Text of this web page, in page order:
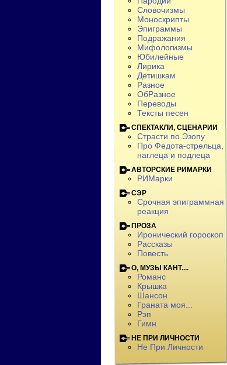
Словочизмы
Моноскрипты
Эпиграммы
Подражания
Мифологизмы
Юбилейные
Лирика
Детишкам
Разное
ОбРазное
Переводы
Тексты песен
СПЕКТАКЛИ, СЦЕНАРИИ
Страсти по Эзопу
Про Федота-стрельца,
наглеца и подлеца
АВТОРСКИЕ РИМАРКИ
РИМарки
СЭР
Срочная эпиграммная
реакция
ПРОЗА
Иронический гороскоп
Рассказы
Повесть
О, МУЗЫ КАНТ....
Романс
Крышка
Шансон
Граната моя...
Рэп
Гимн
НЕ ПРИ ЛИЧНОСТИ
Не При Личности